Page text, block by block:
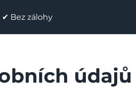
✔ Bez zálohy
údajů